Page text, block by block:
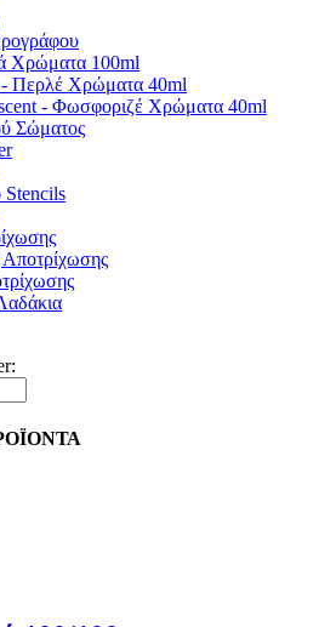
Χρώματα 100ml
Περλέ Χρώματα 40ml
- Φωσφοριζέ Χρώματα 40ml
Σώματος
Stencils
Αποτρίχωσης